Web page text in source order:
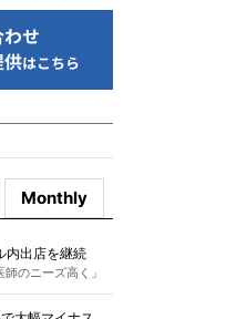
Monthly
内出店を継続
のニーズ高く」